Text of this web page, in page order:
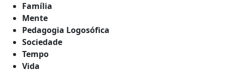
Família
Mente
Pedagogia Logosófica
Sociedade
Tempo
Vida